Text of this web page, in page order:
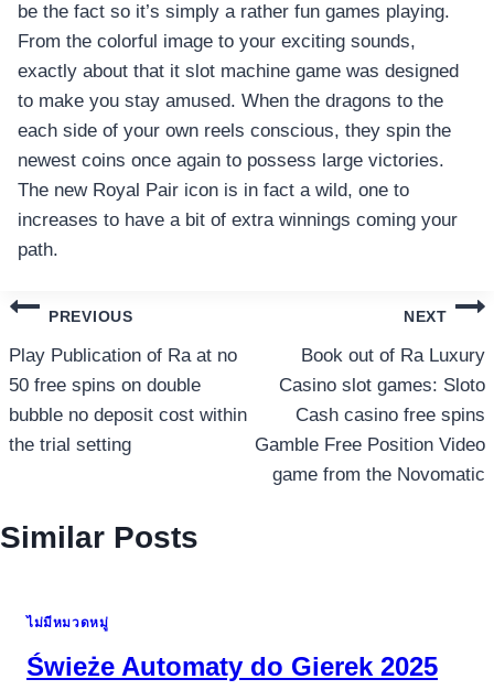
be the fact so it’s simply a rather fun games playing.
From the colorful image to your exciting sounds,
exactly about that it slot machine game was designed
to make you stay amused. When the dragons to the
each side of your own reels conscious, they spin the
newest coins once again to possess large victories.
The new Royal Pair icon is in fact a wild, one to
increases to have a bit of extra winnings coming your
path.
แนะแนว
เรื่อง
PREVIOUS
Play Publication of Ra at no
50 free spins on double
bubble no deposit cost within
the trial setting
NEXT
Book out of Ra Luxury
Casino slot games: Sloto
Cash casino free spins
Gamble Free Position Video
game from the Novomatic
Similar Posts
ไม่มีหมวดหมู่
Świeże Automaty do Gierek 2025